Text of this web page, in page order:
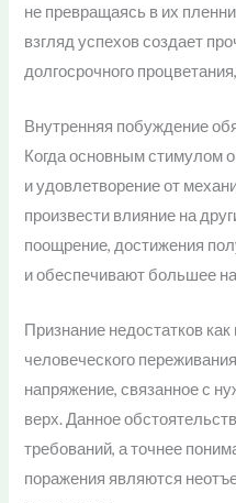
не превращаясь в их
взгляд успехов создает
долгосрочного
Внутренняя побуждение
Когда основным стимулом
и удовлетворение от
произвести влияние на
поощрение, достижения
и обеспечивают большее
Признание недостатков
человеческого
напряжение, связанное с
верх. Данное
требований, а точнее
поражения являются